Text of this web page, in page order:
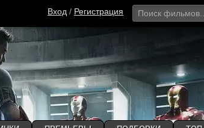
Вход / Регистрация